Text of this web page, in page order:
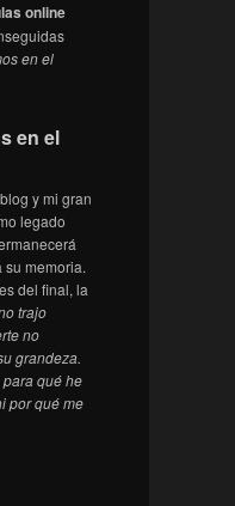
online
en el
en el
y mi gran
legado
su memoria.
del final, la
trajo
no
grandeza.
qué he
por qué me